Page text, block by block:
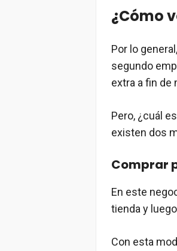
¿Cómo
Por lo
segundo
extra a fin de
Pero, ¿cuál
existen dos
Comprar
En este
tienda y
Con esta